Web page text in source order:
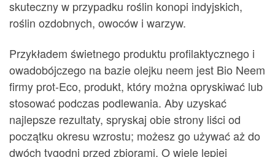
skuteczny w przypadku roślin konopi indyjskich,
roślin ozdobnych, owoców i warzyw.
Przykładem świetnego produktu profilaktycznego i
owadobójczego na bazie olejku neem jest Bio Neem
firmy prot-Eco, produkt, który można opryskiwać lub
stosować podczas podlewania. Aby uzyskać
najlepsze rezultaty, spryskaj obie strony liści od
początku okresu wzrostu; możesz go używać aż do
dwóch tygodni przed zbiorami. O wiele lepiej